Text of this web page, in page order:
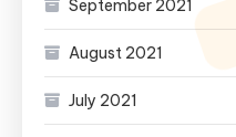
September 2021
August 2021
July 2021